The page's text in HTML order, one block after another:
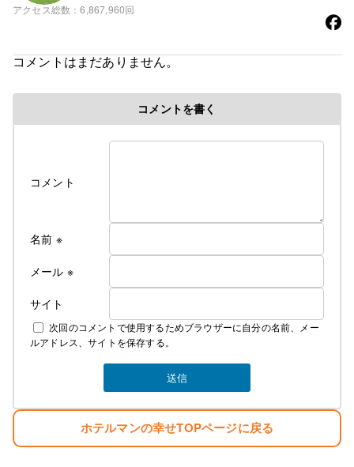
アクセス総数 6,867,960回
コメントはまだありません。
コメントを書く
コメント
名前 ※
メール ※
サイト
次回のコメントで使用するためブラウザーに自分の名前、メー
ルアドレス、サイトを保存する。
ホテルマンの幸せTOPページに戻る